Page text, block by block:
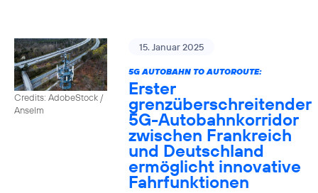
Credits: AdobeStock /
Anselm
15. Januar 2025
5G AUTOBAHN TO AUTOROUTE:
Erster
grenzüberschreitender
5G-Autobahnkorridor
zwischen Frankreich
und Deutschland
ermöglicht innovative
Fahrfunktionen